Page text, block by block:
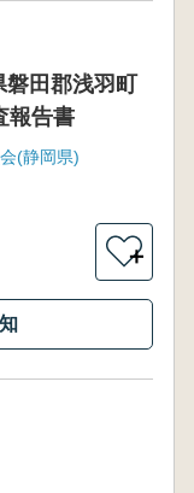
田郡浅羽町
報告書
(静岡県)
＋